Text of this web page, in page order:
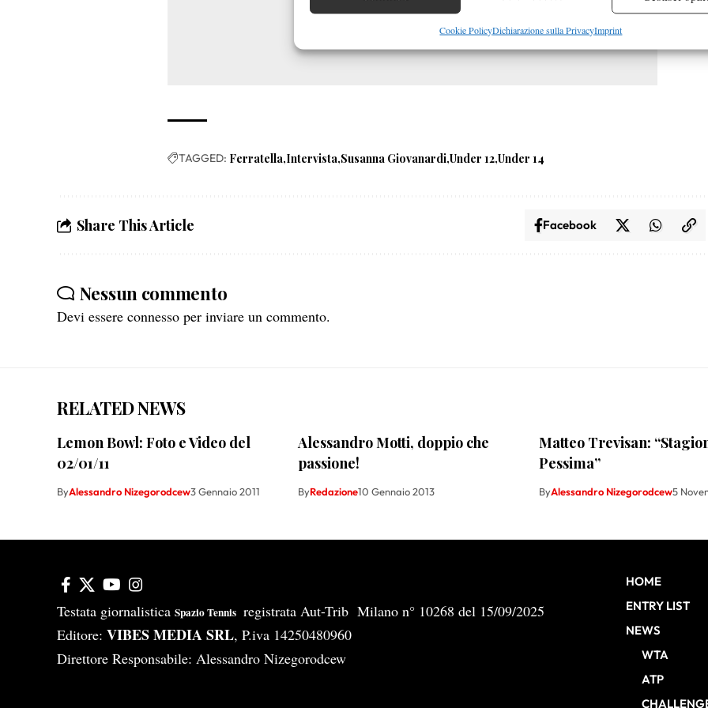
Garantire la sicurezza, prevenire e rilevare frodi, correggere errori,
Erogare e presentare pubblicità e contenuto, Salvare e comunicare le
Cookie PolicyDichiarazione sulla PrivacyImprint
TAGGED: Ferratella Intervista Susanna Giovanardi Under 12 Under 14
Share This Article Facebook
Nessun commento
Devi essere connesso per inviare un commento.
RELATED NEWS
Lemon Bowl: Foto e Video del
02/01/11
ByAlessandro Nizegorodcew3 Gennaio 2011
Alessandro Motti, doppio che
passione!
ByRedazione10 Gennaio 2013
Matteo Trevisan:
Pessima”
ByAlessandro Nizegorodcew5
Testata giornalistica Spazio Tennis registrata Aut-Trib Milano n° 10268 del 15/09/2025
Editore: VIBES MEDIA SRL, P.iva 14250480960
Direttore Responsabile: Alessandro Nizegorodcew
HOME
ENTRY LIST
NEWS
WTA
ATP